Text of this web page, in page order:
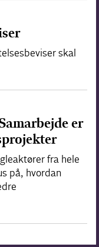
skal
er
fra hele
på, hvordan